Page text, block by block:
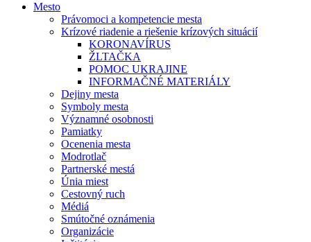
Mesto
Právomoci a kompetencie mesta
Krízové riadenie a riešenie krízových situácií
KORONAVÍRUS
ŽLTAČKA
POMOC UKRAJINE
INFORMAČNÉ MATERIÁLY
Dejiny mesta
Symboly mesta
Významné osobnosti
Pamiatky
Ocenenia mesta
Modrotlač
Partnerské mestá
Únia miest
Cestovný ruch
Médiá
Smútočné oznámenia
Organizácie